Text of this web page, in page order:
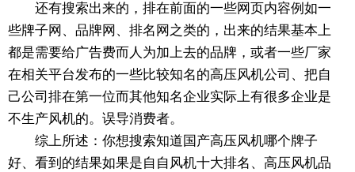
还有搜索出来的，排在前面的一些网页内容例如一
些牌子网、品牌网、排名网之类的，出来的结果基本上
都是需要给广告费而人为加上去的品牌，或者一些厂家
在相关平台发布的一些比较知名的高压风机公司、把自
己公司排在第一位而其他知名企业实际上有很多企业是
不生产风机的。误导消费者。
综上所述：你想搜索知道国产高压风机哪个牌子
好、看到的结果如果是自自风机十大排名、高压风机品